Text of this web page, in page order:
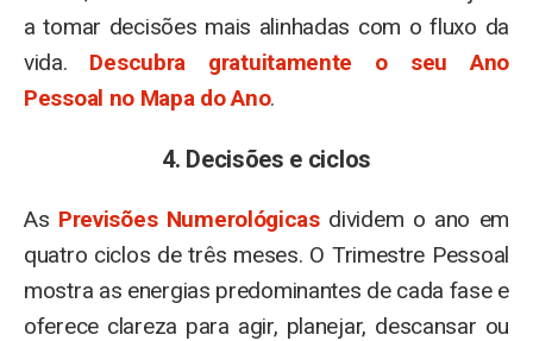
a tomar decisões mais alinhadas com o fluxo da
vida. Descubra gratuitamente o seu Ano
Pessoal no Mapa do Ano.
4. Decisões e ciclos
As Previsões Numerológicasdividem o ano em
quatro ciclos de três meses. O Trimestre Pessoal
mostra as energias predominantes de cada fase e
oferece clareza para agir, planejar, descansar ou